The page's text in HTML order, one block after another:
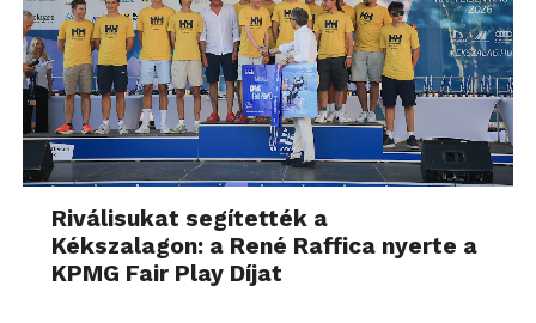
Riválisukat segítették a
Kékszalagon: a René Raffica nyerte a
KPMG Fair Play Díjat